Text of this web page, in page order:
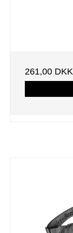
261,00 DKK